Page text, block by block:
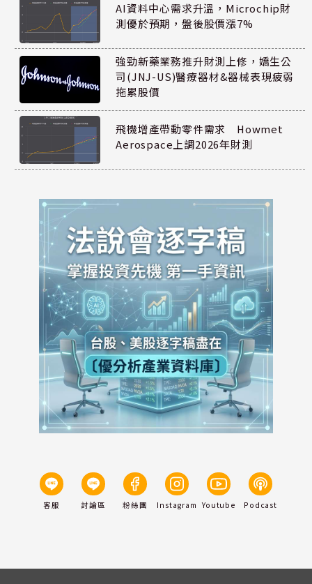
AI資料中心需求升溫，Microchip財
測優於預期，盤後股價漲7%
強勁新藥業務推升財測上修，嬌生公
司(JNJ-US)醫療器材&器械表現疲弱
拖累股價
飛機增產帶動零件需求 Howmet
Aerospace上調2026年財測
客服 討論區 粉絲團 Instagram Youtube Podcast